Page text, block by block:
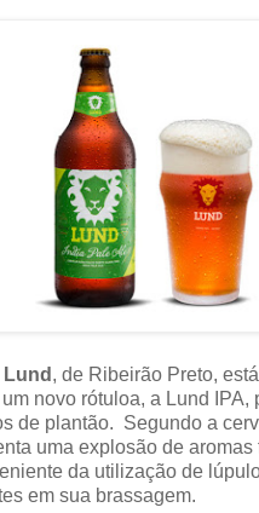
Lund , de Ribeirão Preto,
novo rótuloa, a Lund IPA,
de plantão. Segundo a
uma explosão de
da utilização de
em sua brassagem.